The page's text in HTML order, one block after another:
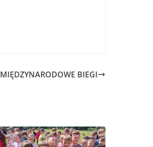
MIĘDZYNARODOWE BIEGI